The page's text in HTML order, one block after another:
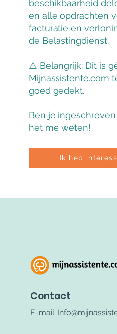
beschikbaarheid
en alle opdrachten
facturatie en
de Belastingdienst.
⚠️ Belangrijk: Dit is
Mijnassistente.com
goed gedekt.
Ben je
het me weten!
Ik heb
Contact
E-mail: